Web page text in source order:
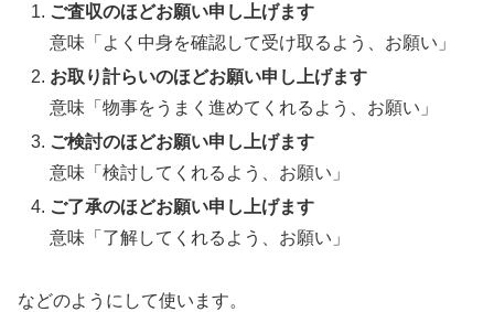
ご査収のほどお願い申し上げます
意味「よく中身を確認して受け取るよう、お願い」
お取り計らいのほどお願い申し上げます
意味「物事をうまく進めてくれるよう、お願い」
ご検討のほどお願い申し上げます
意味「検討してくれるよう、お願い」
ご了承のほどお願い申し上げます
意味「了解してくれるよう、お願い」
などのようにして使います。